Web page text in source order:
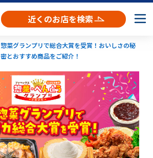
近くのお店を検索
惣菜グランプリで総合大賞を受賞！おいしさの秘
密とおすすめ商品をご紹介！